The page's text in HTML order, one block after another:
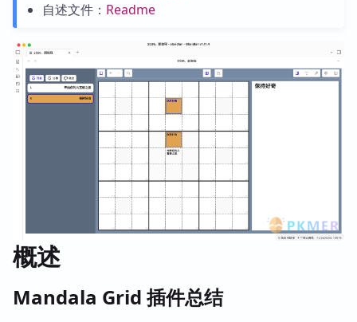
自述文件： Readme
概述
Mandala Grid 插件总结